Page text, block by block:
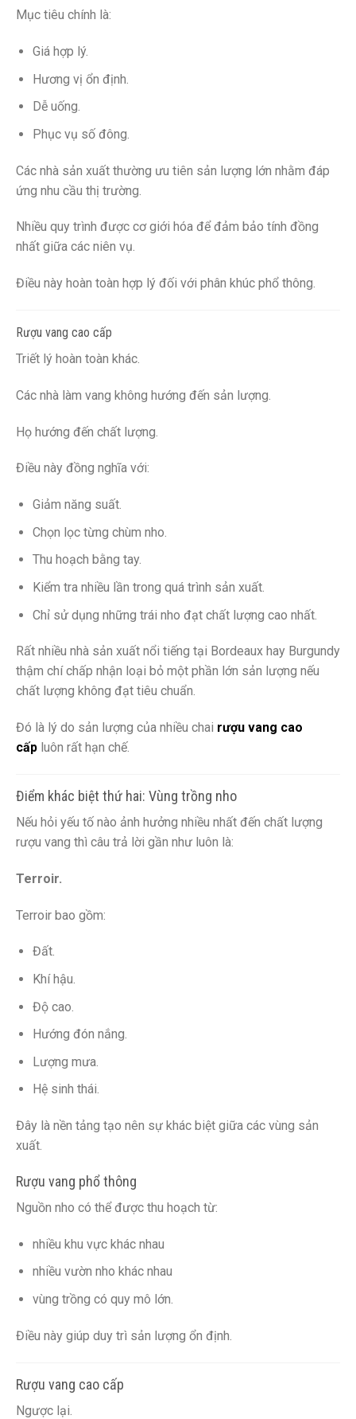
Mục tiêu chính là:
Giá hợp lý.
Hương vị ổn định.
Dễ uống.
Phục vụ số đông.
Các nhà sản xuất thường ưu tiên sản lượng lớn nhằm đáp
ứng nhu cầu thị trường.
Nhiều quy trình được cơ giới hóa để đảm bảo tính đồng
nhất giữa các niên vụ.
Điều này hoàn toàn hợp lý đối với phân khúc phổ thông.
Rượu vang cao cấp
Triết lý hoàn toàn khác.
Các nhà làm vang không hướng đến sản lượng.
Họ hướng đến chất lượng.
Điều này đồng nghĩa với:
Giảm năng suất.
Chọn lọc từng chùm nho.
Thu hoạch bằng tay.
Kiểm tra nhiều lần trong quá trình sản xuất.
Chỉ sử dụng những trái nho đạt chất lượng cao nhất.
Rất nhiều nhà sản xuất nổi tiếng tại Bordeaux hay Burgundy
thậm chí chấp nhận loại bỏ một phần lớn sản lượng nếu
chất lượng không đạt tiêu chuẩn.
Đó là lý do sản lượng của nhiều chai rượu vang cao
cấp luôn rất hạn chế.
Điểm khác biệt thứ hai: Vùng trồng nho
Nếu hỏi yếu tố nào ảnh hưởng nhiều nhất đến chất lượng
rượu vang thì câu trả lời gần như luôn là:
Terroir.
Terroir bao gồm:
Đất.
Khí hậu.
Độ cao.
Hướng đón nắng.
Lượng mưa.
Hệ sinh thái.
Đây là nền tảng tạo nên sự khác biệt giữa các vùng sản
xuất.
Rượu vang phổ thông
Nguồn nho có thể được thu hoạch từ:
nhiều khu vực khác nhau
nhiều vườn nho khác nhau
vùng trồng có quy mô lớn.
Điều này giúp duy trì sản lượng ổn định.
Rượu vang cao cấp
Ngược lại.